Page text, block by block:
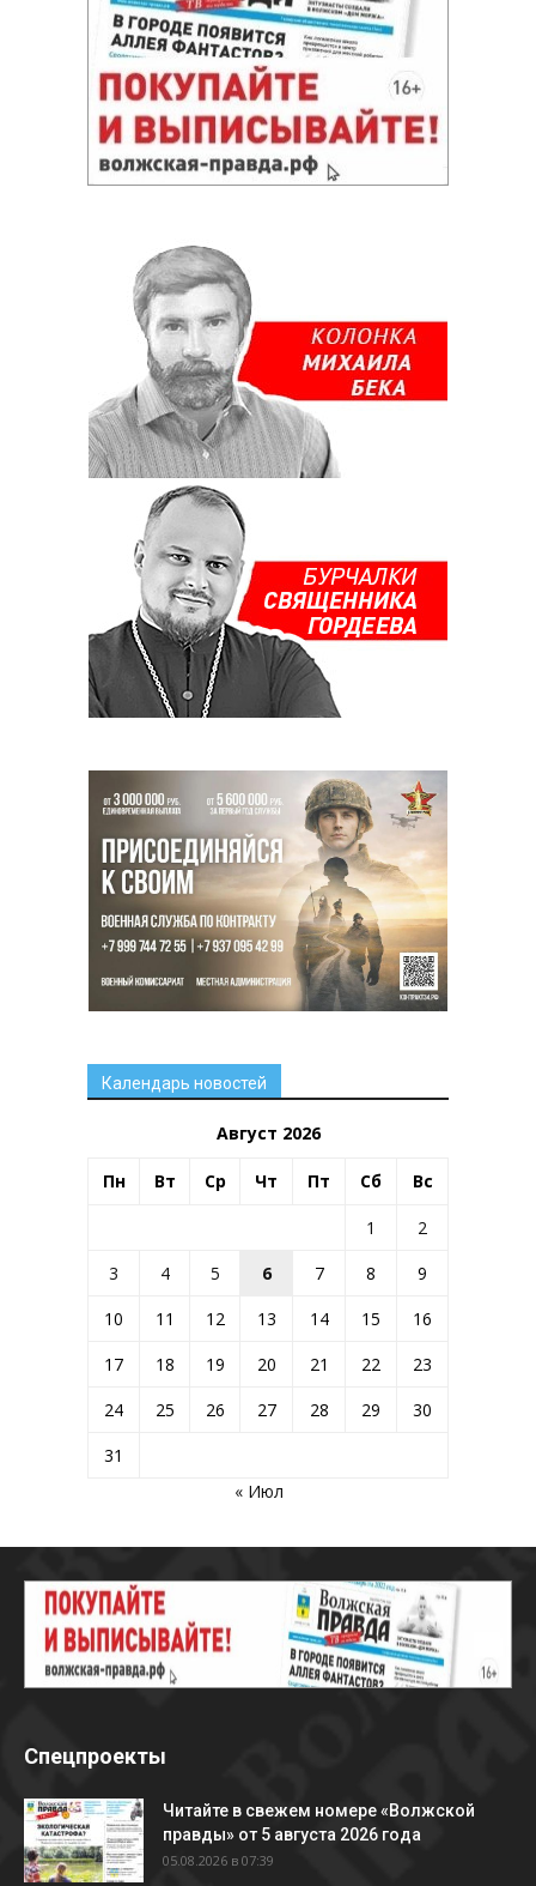
Календарь новостей
Август 2026
Пн Вт Ср Чт Пт Сб Вс
1
2
3
4 5 6 7 8
9
10
11 12 13 14 15
16
17
18 19 20 21 22
23
24
25 26 27 28 29
30
31
« Июл
Спецпроекты
Читайте в свежем номере «Волжской
правды» от 5 августа 2026 года
05.08.2026 в 07:39